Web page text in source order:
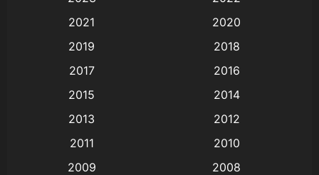
Animation อนิเมะ
Animation แอนิเมชั่น
(9)
2021
2020
2019
2018
2017
2016
2015
2014
2013
2012
2011
2010
2009
2008